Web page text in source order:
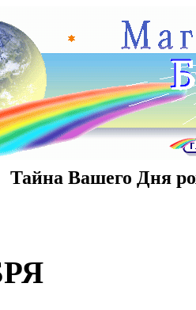
Тайна Вашего Дня